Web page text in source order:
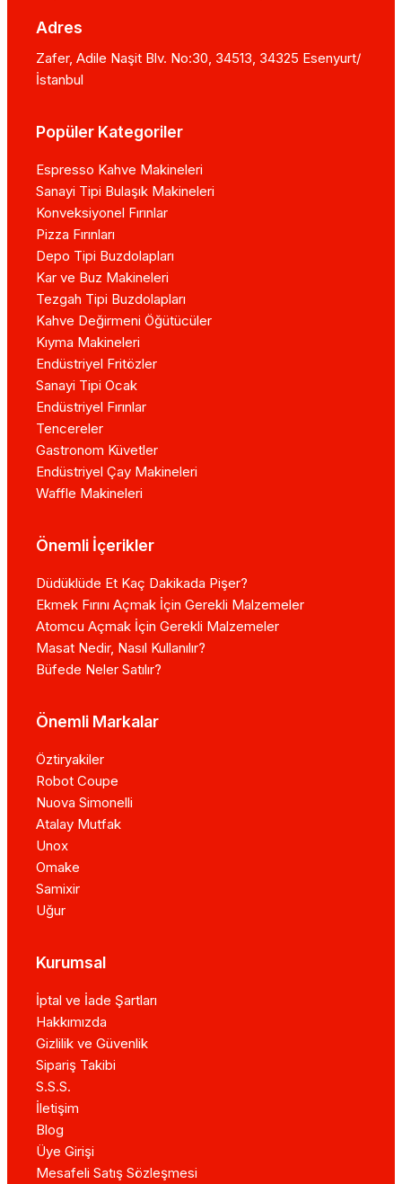
Adres
Zafer, Adile Naşit Blv. No:30, 34513, 34325 Esenyurt/
İstanbul
Popüler Kategoriler
Espresso Kahve Makineleri
Sanayi Tipi Bulaşık Makineleri
Konveksiyonel Fırınlar
Pizza Fırınları
Depo Tipi Buzdolapları
Kar ve Buz Makineleri
Tezgah Tipi Buzdolapları
Kahve Değirmeni Öğütücüler
Kıyma Makineleri
Endüstriyel Fritözler
Sanayi Tipi Ocak
Endüstriyel Fırınlar
Tencereler
Gastronom Küvetler
Endüstriyel Çay Makineleri
Waffle Makineleri
Önemli İçerikler
Düdüklüde Et Kaç Dakikada Pişer?
Ekmek Fırını Açmak İçin Gerekli Malzemeler
Atomcu Açmak İçin Gerekli Malzemeler
Masat Nedir, Nasıl Kullanılır?
Büfede Neler Satılır?
Önemli Markalar
Öztiryakiler
Robot Coupe
Nuova Simonelli
Atalay Mutfak
Unox
Omake
Samixir
Uğur
Kurumsal
İptal ve İade Şartları
Hakkımızda
Gizlilik ve Güvenlik
Sipariş Takibi
S.S.S.
İletişim
Blog
Üye Girişi
Mesafeli Satış Sözleşmesi